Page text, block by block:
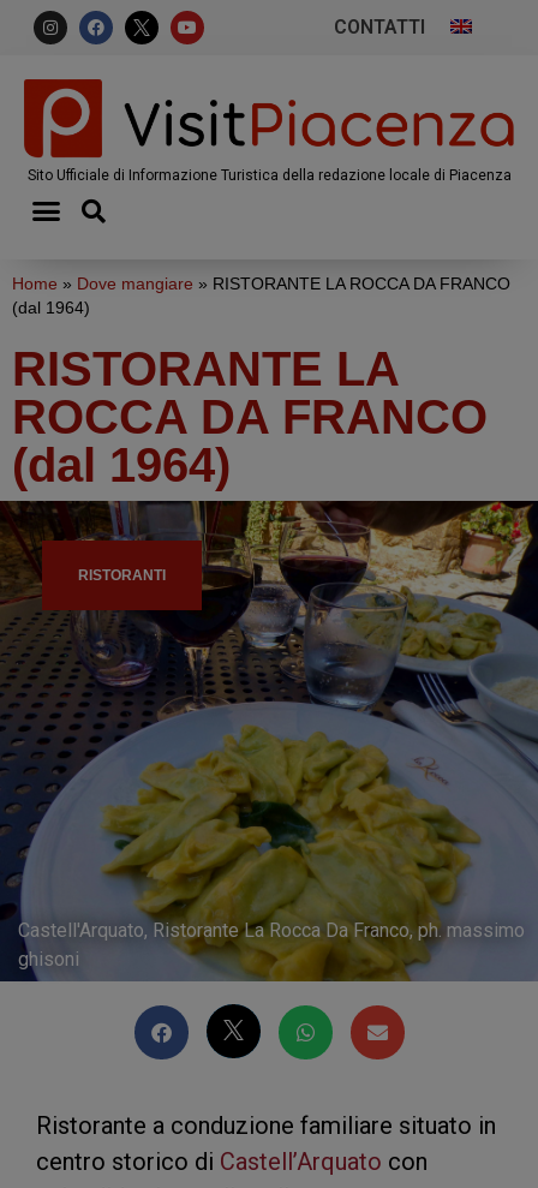
CONTATTI
Sito Ufficiale di Informazione Turistica della redazione locale di Piacenza
Home » Dove mangiare » RISTORANTE LA ROCCA DA FRANCO
(dal 1964)
RISTORANTE LA
ROCCA DA FRANCO
(dal 1964)
RISTORANTI
Castell'Arquato, Ristorante La Rocca Da Franco, ph. massimo
ghisoni
Ristorante a conduzione familiare situato in
centro storico di Castell’Arquato con